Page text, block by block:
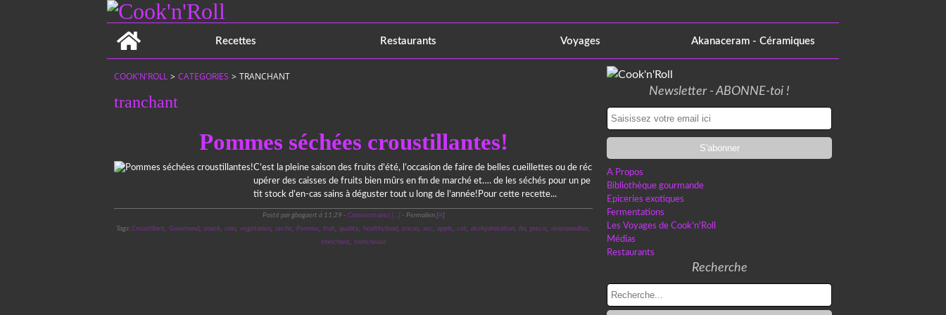
Recettes
Restaurants Voyages Akanaceram - Céramiques
COOK'N'ROLL > CATEGORIES > TRANCHANT
tranchant
Pommes séchées croustillantes!
C’est la pleine saison des fruits d’été, l’occasion de faire de belles cueillettes ou de réc
upérer des caisses de fruits bien mûrs en fin de marché et…. de les séchés pour un pe
tit stock d’en-cas sains à déguster tout u long de l’année!Pour cette recette...
Posté par gbogaert à 11:29 - Commentaires […]- Permalien [#]
Tags: Croustillant, Gourmand, snack, sain, vegetarien, seche, Pomme, fruit, quality, healthyfood, encas, sec, apple, cut, deshydratation, fin, precis, rivieraandbar,
tranchant, trancheuse
Newsletter - ABONNE-toi !
A Propos
Bibliothèque gourmande
Epiceries exotiques
Fermentations
Les Voyages de Cook'n'Roll
Médias
Restaurants
Recherche